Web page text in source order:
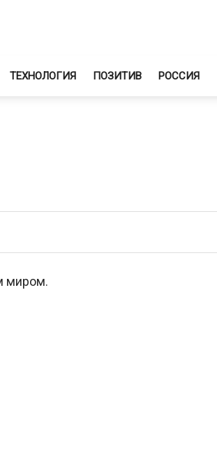
ТЕХНОЛОГИЯ ПОЗИТИВ РОССИЯ
миром.